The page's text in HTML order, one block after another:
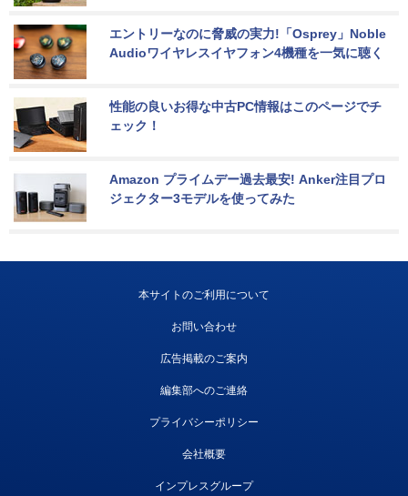
エントリーなのに脅威の実力!「Osprey」Noble
Audioワイヤレスイヤフォン4機種を一気に聴く
性能の良いお得な中古PC情報はこのページでチ
ェック！
Amazon プライムデー過去最安! Anker注目プロ
ジェクター3モデルを使ってみた
本サイトのご利用について
お問い合わせ
広告掲載のご案内
編集部へのご連絡
プライバシーポリシー
会社概要
インプレスグループ